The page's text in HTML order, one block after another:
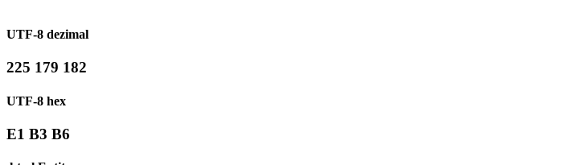
UTF-8 dezimal
225 179 182
UTF-8 hex
E1 B3 B6